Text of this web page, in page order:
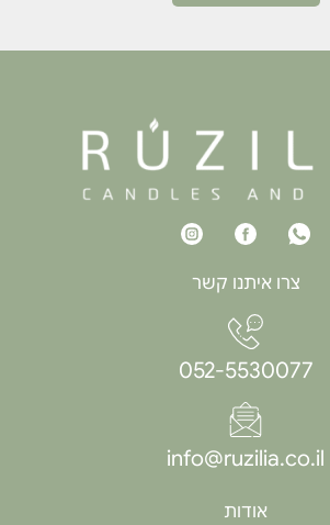
צרו איתנו קשר
052-5530077
info@ruzilia.co.il
אודות